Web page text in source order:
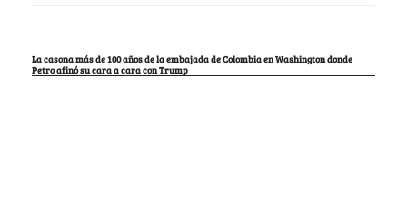
La casona más de 100 años de la embajada de Colombia en Washington donde
Petro afinó su cara a cara con Trump